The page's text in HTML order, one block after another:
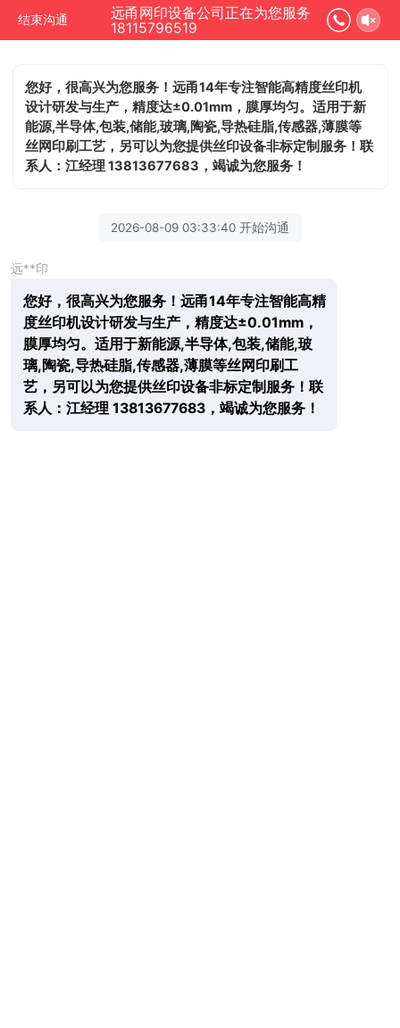
结束沟通
远甬网印设备公司正在为您服务
18115796519
您好，很高兴为您服务！远甬14年专注智能高精度丝印机
设计研发与生产，精度达±0.01mm，膜厚均匀。适用于新
能源,半导体,包装,储能,玻璃,陶瓷,导热硅脂,传感器,薄膜等
丝网印刷工艺，另可以为您提供丝印设备非标定制服务！联
系人：江经理 13813677683，竭诚为您服务！
2026-08-09 03:33:40 开始沟通
远**印
您好，很高兴为您服务！远甬14年专注智能高精
度丝印机设计研发与生产，精度达±0.01mm，
膜厚均匀。适用于新能源,半导体,包装,储能,玻
璃,陶瓷,导热硅脂,传感器,薄膜等丝网印刷工
艺，另可以为您提供丝印设备非标定制服务！联
系人：江经理 13813677683，竭诚为您服务！